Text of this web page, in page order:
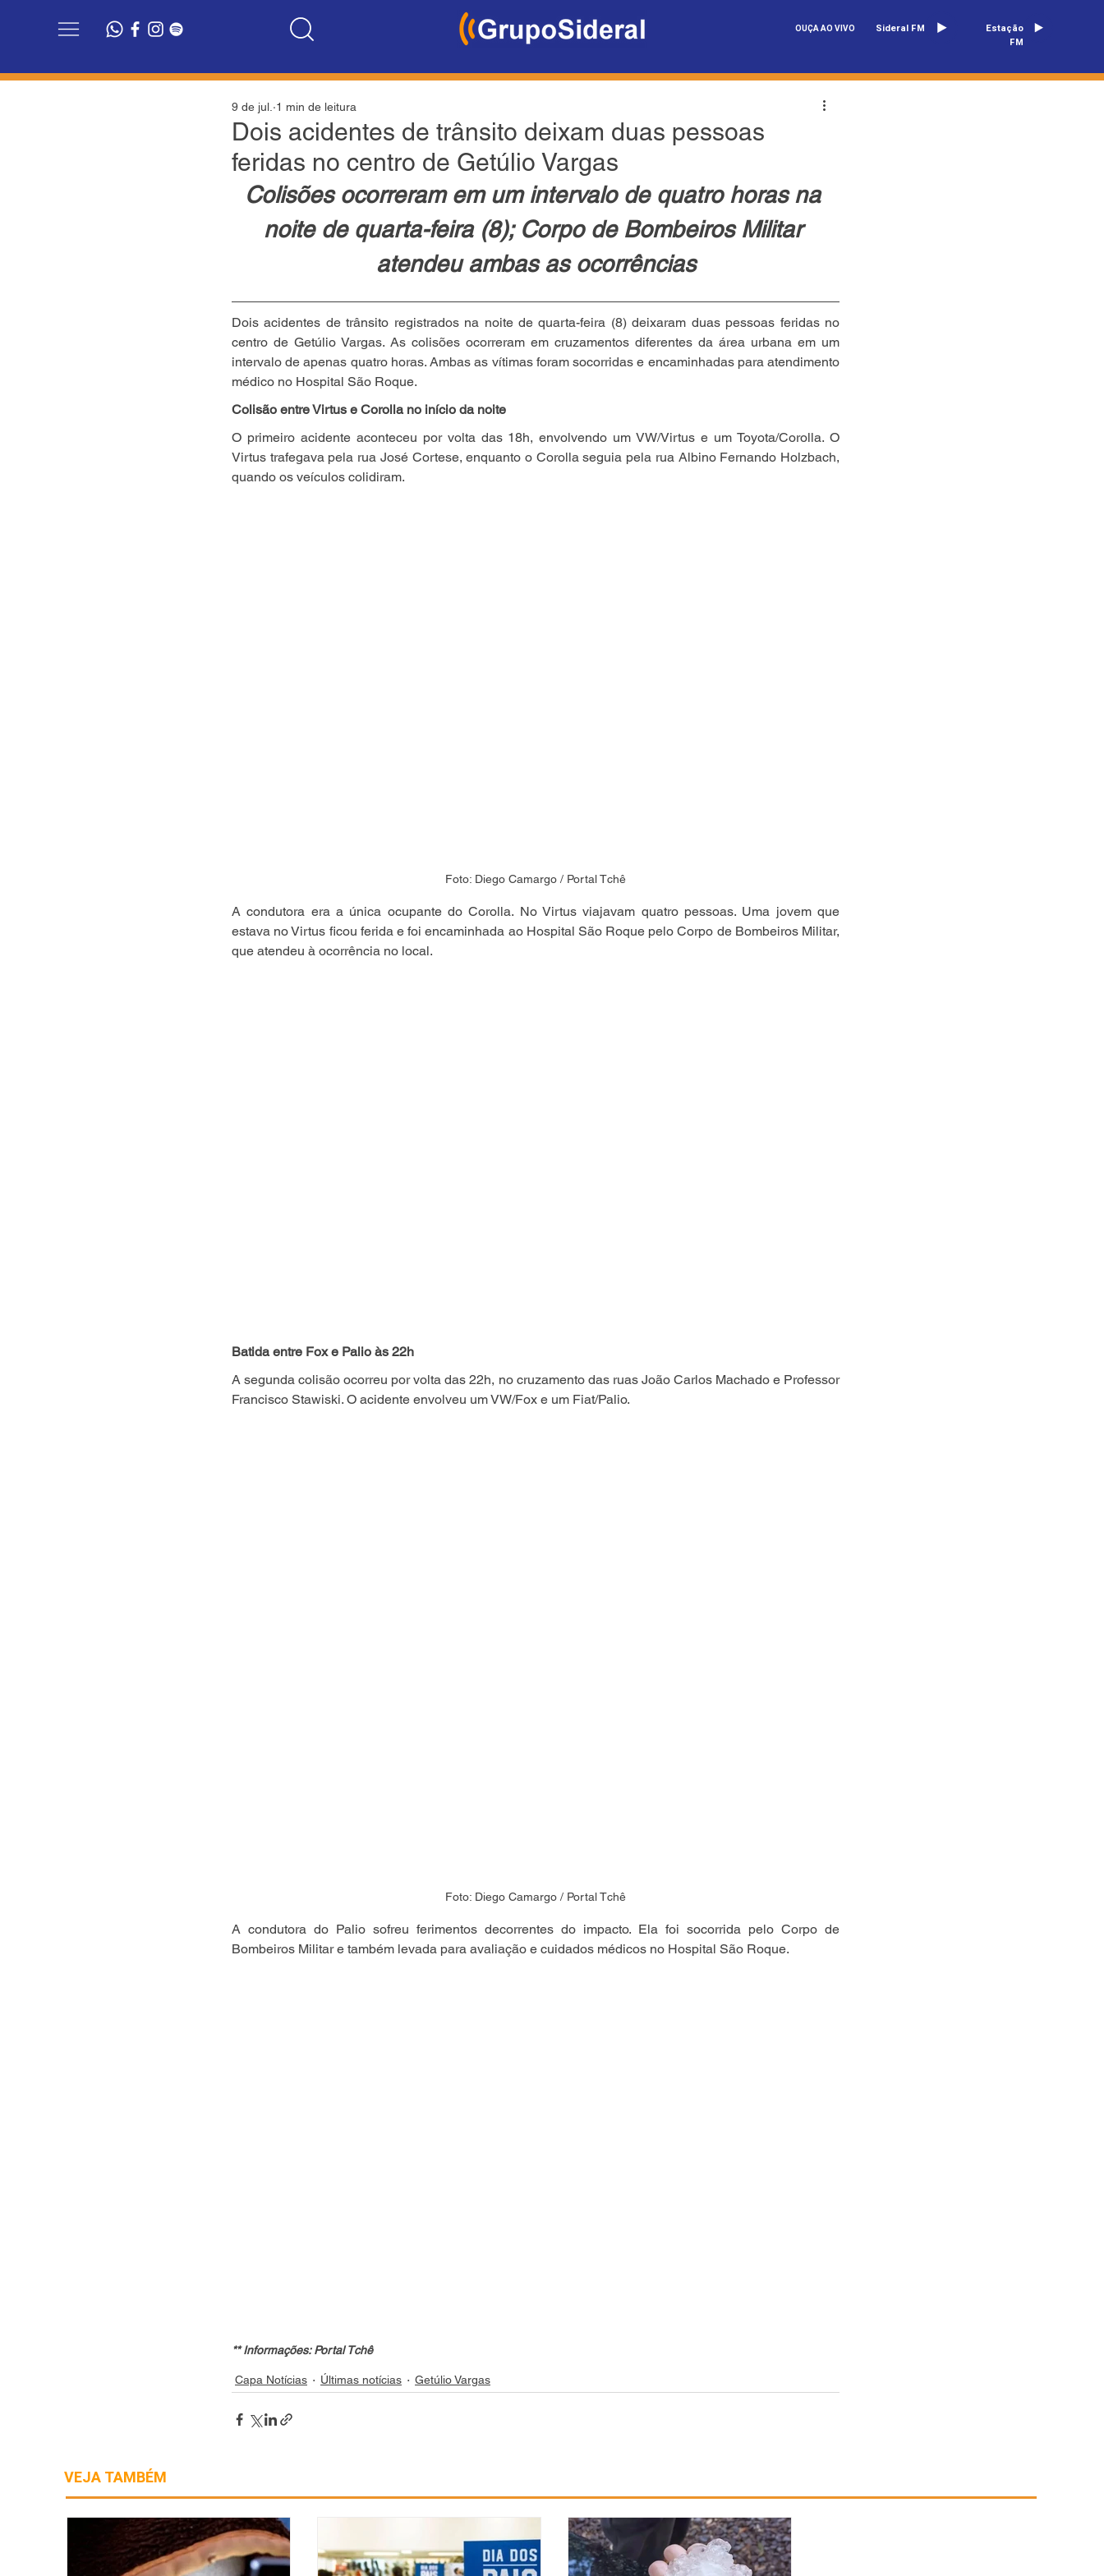
OUÇA AO VIVO Sideral FM
Estação
FM
Dois acidentes de trânsito deixam duas pessoas
feridas no centro de Getúlio Vargas
9 de jul. 1 min de leitura
Colisões ocorreram em um intervalo de quatro horas na
noite de quarta-feira (8); Corpo de Bombeiros Militar
atendeu ambas as ocorrências
Dois acidentes de trânsito registrados na noite de quarta-feira (8) deixaram duas pessoas feridas no
centro de Getúlio Vargas. As colisões ocorreram em cruzamentos diferentes da área urbana em um
intervalo de apenas quatro horas. Ambas as vítimas foram socorridas e encaminhadas para atendimento
médico no Hospital São Roque.
Colisão entre Virtus e Corolla no início da noite
O primeiro acidente aconteceu por volta das 18h, envolvendo um VW/Virtus e um Toyota/Corolla. O
Virtus trafegava pela rua José Cortese, enquanto o Corolla seguia pela rua Albino Fernando Holzbach,
quando os veículos colidiram.
Foto: Diego Camargo / Portal Tchê
A condutora era a única ocupante do Corolla. No Virtus viajavam quatro pessoas. Uma jovem que
estava no Virtus ficou ferida e foi encaminhada ao Hospital São Roque pelo Corpo de Bombeiros Militar,
que atendeu à ocorrência no local.
Batida entre Fox e Palio às 22h
A segunda colisão ocorreu por volta das 22h, no cruzamento das ruas João Carlos Machado e Professor
Francisco Stawiski. O acidente envolveu um VW/Fox e um Fiat/Palio.
Foto: Diego Camargo / Portal Tchê
A condutora do Palio sofreu ferimentos decorrentes do impacto. Ela foi socorrida pelo Corpo de
Bombeiros Militar e também levada para avaliação e cuidados médicos no Hospital São Roque.
** Informações: Portal Tchê
Capa Notícias Últimas notícias Getúlio Vargas
VEJA TAMBÉM